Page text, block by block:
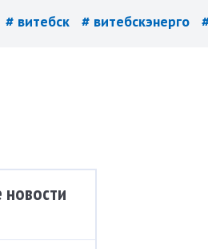
# витебск # витебскэнерго